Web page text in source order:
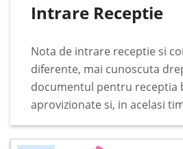
Intrare Receptie
Nota de intrare receptie si
diferente, mai cunoscuta
documentul pentru receptia
aprovizionate si, in acelasi
document justificativ pentru
gestiunea stocurilor.